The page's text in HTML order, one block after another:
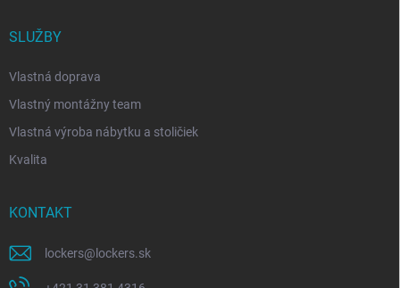
SLUŽBY
Vlastná doprava
Vlastný montážny team
Vlastná výroba nábytku a stoličiek
Kvalita
KONTAKT
lockers@ lockers.sk